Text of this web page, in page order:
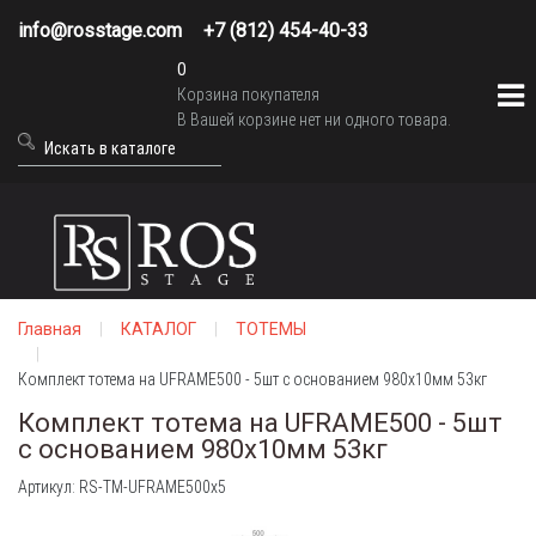
info@rosstage.com +7 (812) 454-40-33
0
Корзина покупателя
В Вашей корзине нет ни одного товара.
Главная КАТАЛОГ ТОТЕМЫ
Комплект тотема на UFRAME500 - 5шт с основанием 980х10мм 53кг
Комплект тотема на UFRAME500 - 5шт
с основанием 980х10мм 53кг
Артикул: RS-TM-UFRAME500x5